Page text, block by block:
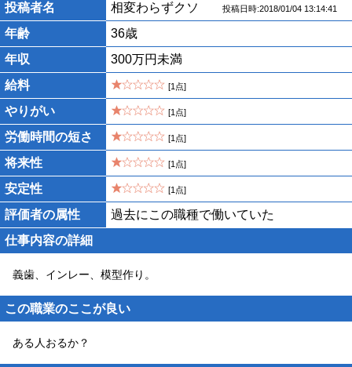
投稿者名
相変わらずクソ 投稿日時:2018/01/04 13:14:41
年齢
36歳
年収
300万円未満
給料
[1点]
やりがい [1点]
労働時間の短さ [1点]
将来性 [1点]
安定性 [1点]
評価者の属性
過去にこの職種で働いていた
仕事内容の詳細
義歯、インレー、模型作り。
この職業のここが良い
ある人おるか？